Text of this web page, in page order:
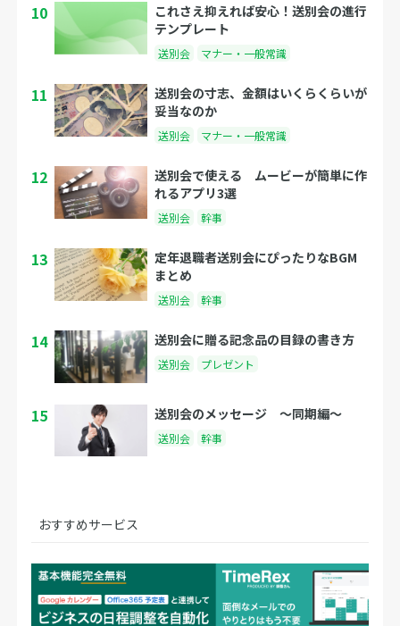
10
これさえ抑えれば安心！送別会の進行
テンプレート
送別会 マナー・一般常識
11
送別会の寸志、金額はいくらくらいが
妥当なのか
送別会 マナー・一般常識
12
送別会で使える ムービーが簡単に作
れるアプリ3選
送別会 幹事
13
定年退職者送別会にぴったりなBGM
まとめ
送別会 幹事
14 送別会に贈る記念品の目録の書き方
送別会 プレゼント
15 送別会のメッセージ 〜同期編〜
送別会 幹事
おすすめサービス